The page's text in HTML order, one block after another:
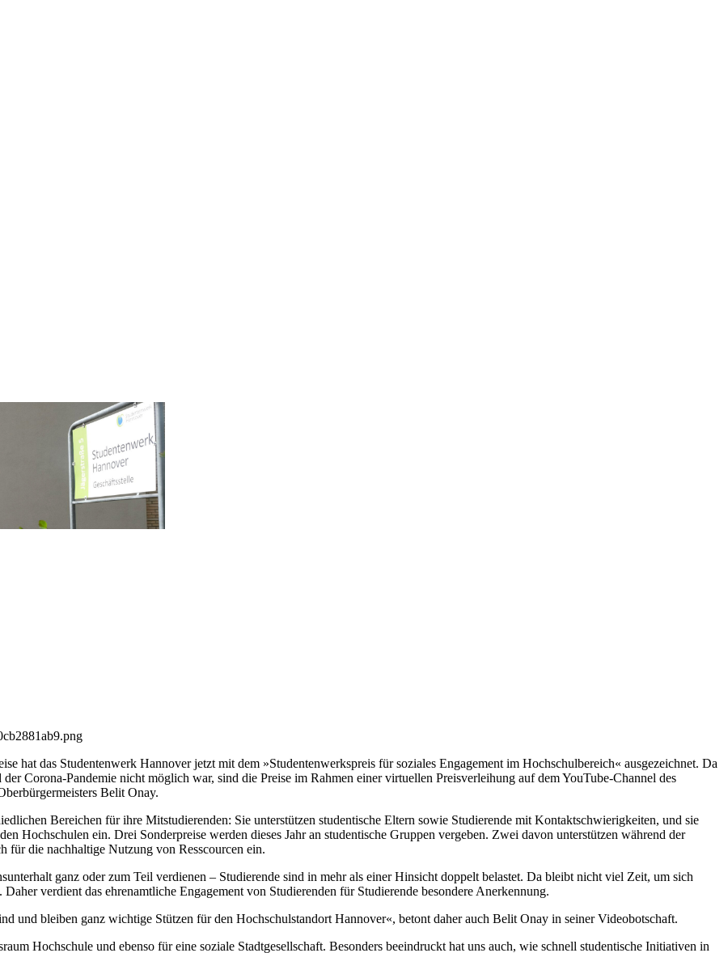
hat das Studentenwerk Hannover jetzt mit dem »Studentenwerkspreis für soziales Engagement im Hochschulbereich« ausgezeichnet. Da
Corona-Pandemie nicht möglich war, sind die Preise im Rahmen einer virtuellen Preisverleihung auf dem YouTube-Channel des
Belit Onay.
Bereichen für ihre Mitstudierenden: Sie unterstützen studentische Eltern sowie Studierende mit Kontaktschwierigkeiten, und sie
Hochschulen ein. Drei Sonderpreise werden dieses Jahr an studentische Gruppen vergeben. Zwei davon unterstützen während der
die nachhaltige Nutzung von Resscourcen ein.
ganz oder zum Teil verdienen – Studierende sind in mehr als einer Hinsicht doppelt belastet. Da bleibt nicht viel Zeit, um sich
verdient das ehrenamtliche Engagement von Studierenden für Studierende besondere Anerkennung.
und bleiben ganz wichtige Stützen für den Hochschulstandort Hannover«, betont daher auch Belit Onay in seiner Videobotschaft.
Hochschule und ebenso für eine soziale Stadtgesellschaft. Besonders beeindruckt hat uns auch, wie schnell studentische Initiativen in